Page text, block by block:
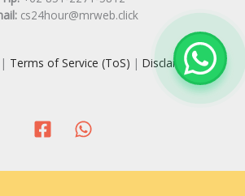
cs24hour@mrweb.click
| Terms of Service (ToS) | Disclaimer